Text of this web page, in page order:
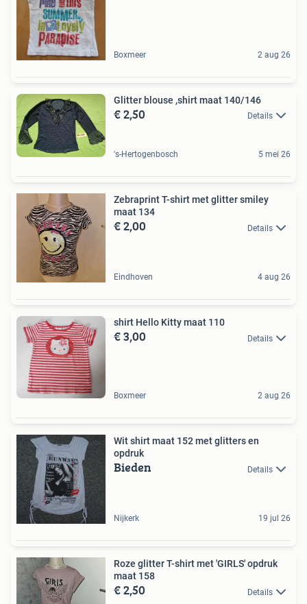
Boxmeer 2 aug 26
Glitter blouse ,shirt maat 140/146
€ 2,50 Details
's-Hertogenbosch 5 mei 26
Zebraprint T-shirt met glitter smiley
maat 134
€ 2,00 Details
Eindhoven 4 aug 26
shirt Hello Kitty maat 110
€ 3,00 Details
Boxmeer 2 aug 26
Wit shirt maat 152 met glitters en
opdruk
Bieden Details
Nijkerk 19 jul 26
Roze glitter T-shirt met 'GIRLS' opdruk
maat 158
€ 2,50 Details